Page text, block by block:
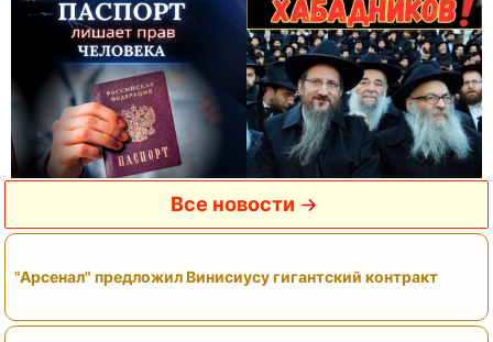
Все новости
"Арсенал" предложил Винисиусу гигантский контракт